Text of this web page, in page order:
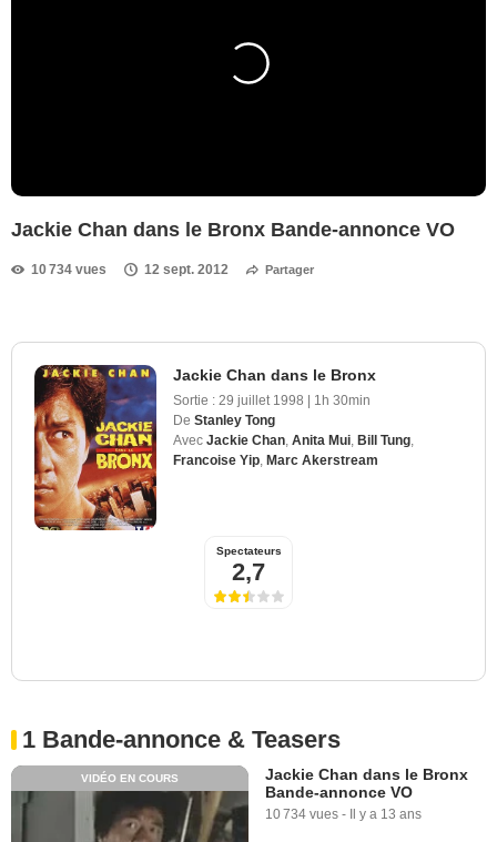
Jackie Chan dans le Bronx Bande-annonce VO
10 734 vues 12 sept. 2012 Partager
Jackie Chan dans le Bronx
Sortie : 29 juillet 1998 | 1h 30min
De Stanley Tong
Avec Jackie Chan Anita Mui Bill Tung
Francoise Yip Marc Akerstream
Spectateurs
2,7
1 Bande-annonce & Teasers
VIDÉO EN COURS
Jackie Chan dans le Bronx
Bande-annonce VO
10 734 vues - Il y a 13 ans